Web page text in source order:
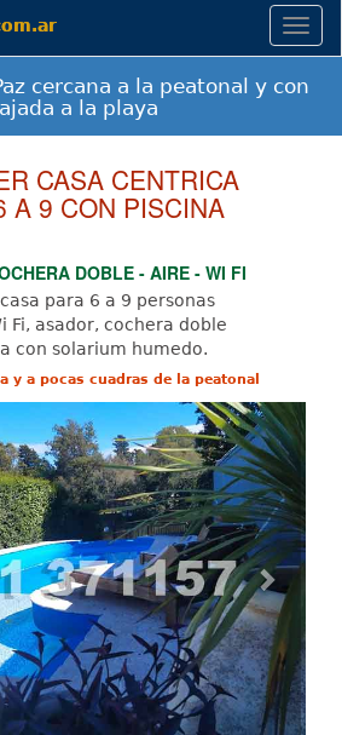
cercana a la peatonal y con
a la playa
CASA CENTRICA
A 9 CON PISCINA
DOBLE - AIRE - WI FI
para 6 a 9 personas
Fi, asador, cochera doble
con solarium humedo.
y a pocas cuadras de la peatonal
Next